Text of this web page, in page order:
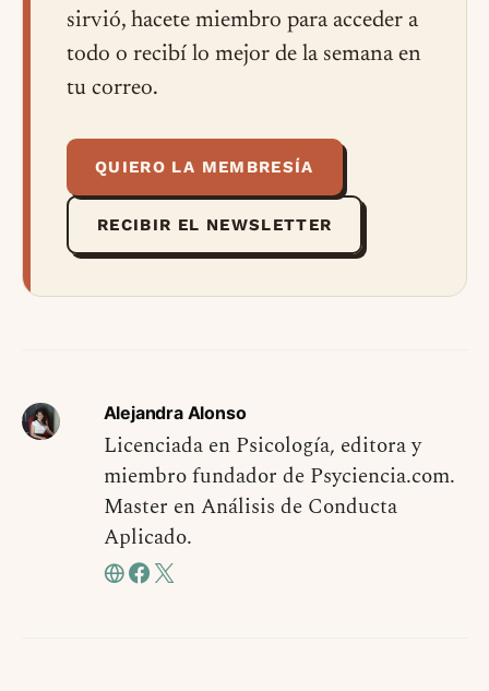
sirvió, hacete miembro para acceder a
todo o recibí lo mejor de la semana en
tu correo.
QUIERO LA MEMBRESÍA
RECIBIR EL NEWSLETTER
Alejandra Alonso
Licenciada en Psicología, editora y
miembro fundador de Psyciencia.com.
Master en Análisis de Conducta
Aplicado.